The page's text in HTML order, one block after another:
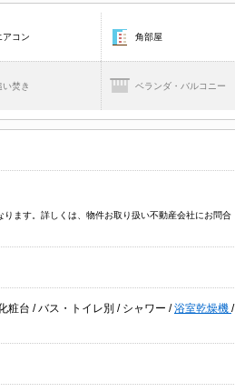
アコン 角部屋
い焚き ベランダ・バルコニー
ます。詳しくは、物件お取り扱い不動産会社にお問合
粧台 /バス・トイレ別 / シャワー /浴室乾燥機 /